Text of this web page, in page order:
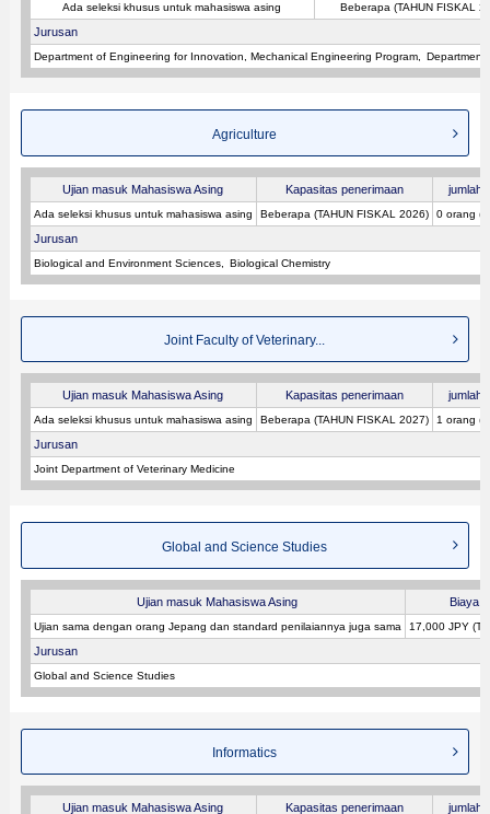
Ada seleksi khusus untuk mahasiswa asing Beberapa (TAHUN FISKAL
Jurusan
Department of Engineering for Innovation, Mechanical Engineering Program Department
Agriculture
Ujian masuk Mahasiswa Asing Kapasitas penerimaan jumlah
Ada seleksi khusus untuk mahasiswa asing Beberapa (TAHUN FISKAL 2026) 0 orang
Jurusan
Biological and Environment Sciences Biological Chemistry
Joint Faculty of Veterinary...
Ujian masuk Mahasiswa Asing Kapasitas penerimaan jumlah
Ada seleksi khusus untuk mahasiswa asing Beberapa (TAHUN FISKAL 2027) 1 orang
Jurusan
Joint Department of Veterinary Medicine
Global and Science Studies
Ujian masuk Mahasiswa Asing Biaya
Ujian sama dengan orang Jepang dan standard penilaiannya juga sama 17,000 JPY
Jurusan
Global and Science Studies
Informatics
Ujian masuk Mahasiswa Asing Kapasitas penerimaan jumlah